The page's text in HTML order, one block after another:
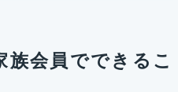
会員でできるこ